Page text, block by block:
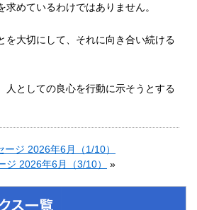
めているわけではありません。
を大切にして、それに向き合い続ける
人としての良心を行動に示そうとする
ジ 2026年6月（1/10）
ジ 2026年6月（3/10）
»